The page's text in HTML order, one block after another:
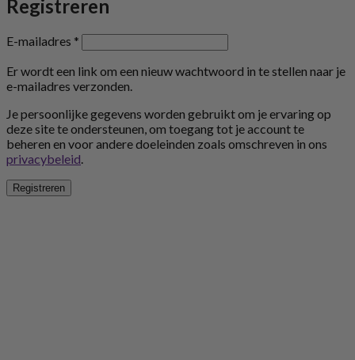
Registreren
E-mailadres * Vereist
Er wordt een link om een nieuw wachtwoord in te stellen naar je
e-mailadres verzonden.
Je persoonlijke gegevens worden gebruikt om je ervaring op
deze site te ondersteunen, om toegang tot je account te
beheren en voor andere doeleinden zoals omschreven in ons
privacybeleid
Registreren